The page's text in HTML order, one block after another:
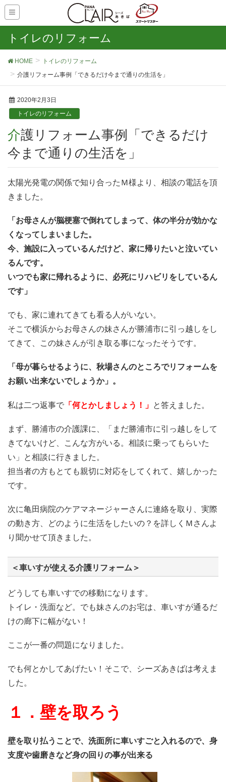
トイレのリフォーム
HOME
トイレのリフォーム
介護リフォーム事例「できるだけ今まで通りの生活を」
2020年2月3日
トイレのリフォーム
介護リフォーム事例「できるだけ
今まで通りの生活を」
太陽光発電の関係で知り合ったＭ様より、相談の電話を頂
きました。
「お母さんが脳梗塞で倒れてしまって、体の半分が効かな
くなってしまいました。
今、施設に入っているんだけど、家に帰りたいと泣いてい
るんです。
いつでも家に帰れるように、必死にリハビリをしているん
です」
でも、家に連れてきても看る人がいない。
そこで横浜からお母さんの妹さんが勝浦市に引っ越しをし
てきて、この妹さんが引き取る事になったそうです。
「母が暮らせるように、秋場さんのところでリフォームを
お願い出来ないでしょうか」。
私は二つ返事で 「何とかしましょう！」 と答えました。
まず、勝浦市の介護課に、「まだ勝浦市に引っ越しをして
きてないけど、こんな方がいる。相談に乗ってもらいた
い」と相談に行きました。
担当者の方もとても親切に対応をしてくれて、嬉しかった
です。
次に亀田病院のケアマネージャーさんに連絡を取り、実際
の動き方、どのように生活をしたいの？を詳しくＭさんよ
り聞かせて頂きました。
＜車いすが使える介護リフォーム＞
どうしても車いすでの移動になります。
トイレ・洗面など。でも妹さんのお宅は、車いすが通るだ
けの廊下に幅がない！
ここが一番の問題になりました。
でも何とかしてあげたい！そこで、シーズあきばは考えま
した。
１．壁を取ろう
壁を取り払うことで、洗面所に車いすごと入れるので、身
支度や歯磨きなど身の回りの事が出来る